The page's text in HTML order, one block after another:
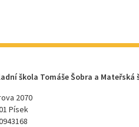
škola Tomáše Šobra a Mateřská
2070
Písek